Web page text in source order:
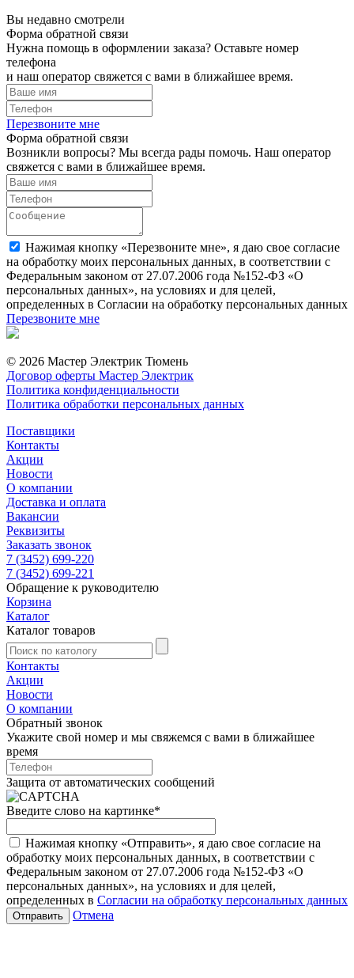
Вы недавно смотрели
Форма обратной связи
Нужна помощь в оформлении заказа? Оставьте номер
телефона
и наш оператор свяжется с вами в ближайшее время.
Перезвоните мне
Форма обратной связи
Возникли вопросы? Мы всегда рады помочь. Наш оператор
свяжется с вами в ближайшее время.
Нажимая кнопку «Перезвоните мне», я даю свое согласие
на обработку моих персональных данных, в соответствии с
Федеральным законом от 27.07.2006 года №152-ФЗ «О
персональных данных», на условиях и для целей,
определенных в Согласии на обработку персональных данных
Перезвоните мне
© 2026 Мастер Электрик Тюмень
Договор оферты Мастер Электрик
Политика конфиденциальности
Политика обработки персональных данных
Поставщики
Контакты
Акции
Новости
О компании
Доставка и оплата
Вакансии
Реквизиты
Заказать звонок
7 (3452) 699-220
7 (3452) 699-221
Обращение к руководителю
Корзина
Каталог
Каталог товаров
Контакты
Акции
Новости
О компании
Обратный звонок
Укажите свой номер и мы свяжемся с вами в ближайшее
время
Защита от автоматических сообщений
Введите слово на картинке*
Нажимая кнопку «Отправить», я даю свое согласие на
обработку моих персональных данных, в соответствии с
Федеральным законом от 27.07.2006 года №152-ФЗ «О
персональных данных», на условиях и для целей,
определенных в Согласии на обработку персональных данных
Отмена